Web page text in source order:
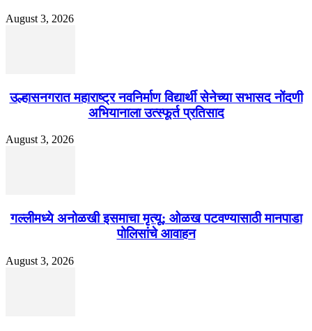
August 3, 2026
उल्हासनगरात महाराष्ट्र नवनिर्माण विद्यार्थी सेनेच्या सभासद नोंदणी
अभियानाला उत्स्फूर्त प्रतिसाद
August 3, 2026
गल्लीमध्ये अनोळखी इसमाचा मृत्यू; ओळख पटवण्यासाठी मानपाडा
पोलिसांचे आवाहन
August 3, 2026